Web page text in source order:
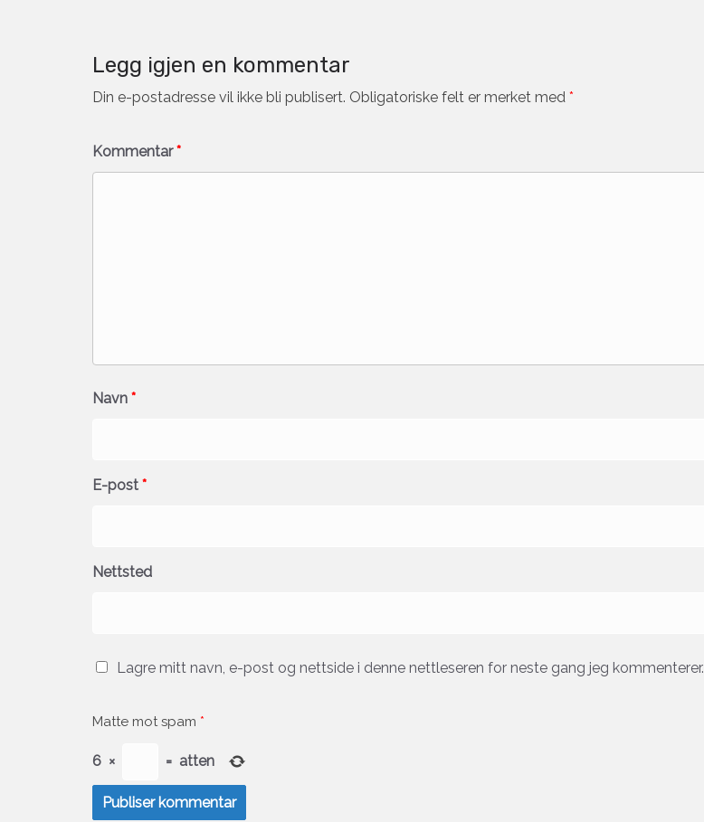
Legg igjen en kommentar
Din e-postadresse vil ikke bli publisert. Obligatoriske felt er merket med *
Kommentar*
Navn *
E-post *
Nettsted
Lagre mitt navn, e-post og nettside i denne nettleseren for neste gang jeg kommenterer.
Matte mot spam *
6 × = atten